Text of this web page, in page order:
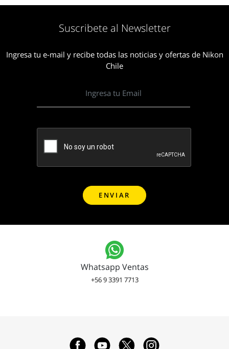
Suscribete al Newsletter
Ingresa tu e-mail y recibe todas las noticias y ofertas de Nikon
Chile
Whatsapp Ventas
+56 9 3391 7713